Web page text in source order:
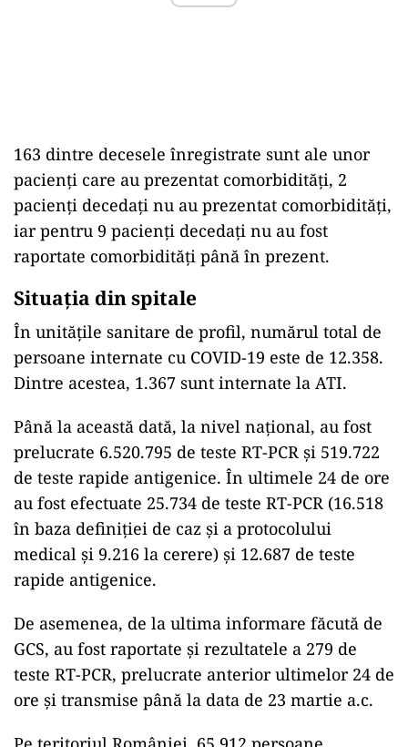
163 dintre decesele înregistrate sunt ale unor
pacienți care au prezentat comorbidități, 2
pacienți decedați nu au prezentat comorbidități,
iar pentru 9 pacienți decedați nu au fost
raportate comorbidități până în prezent.
Situația din spitale
În unitățile sanitare de profil, numărul total de
persoane internate cu COVID-19 este de 12.358.
Dintre acestea, 1.367 sunt internate la ATI.
Până la această dată, la nivel național, au fost
prelucrate 6.520.795 de teste RT-PCR și 519.722
de teste rapide antigenice. În ultimele 24 de ore
au fost efectuate 25.734 de teste RT-PCR (16.518
în baza definiției de caz și a protocolului
medical și 9.216 la cerere) și 12.687 de teste
rapide antigenice.
De asemenea, de la ultima informare făcută de
GCS, au fost raportate și rezultatele a 279 de
teste RT-PCR, prelucrate anterior ultimelor 24 de
ore și transmise până la data de 23 martie a.c.